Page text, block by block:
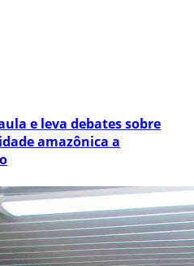
e leva debates sobre
amazônica a